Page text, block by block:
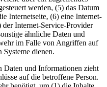
werden, (5) das Datum
Internetseite, (6) eine Internet-
Internet-Service-Provider
ähnliche Daten und
im Falle von Angriffen auf
Systeme dienen.
Daten und Informationen zieht
auf die betroffene Person.